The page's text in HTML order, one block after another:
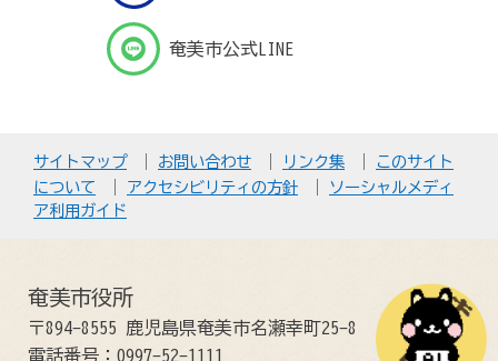
奄美市公式LINE
サイトマップ お問い合わせ リンク集
このサイト
について
アクセシビリティの方針
ソーシャルメディ
ア利用ガイド
奄美市役所
〒894-8555 鹿児島県奄美市名瀬幸町25-8
電話番号：0997-52-1111